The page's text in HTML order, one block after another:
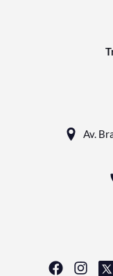
Av.